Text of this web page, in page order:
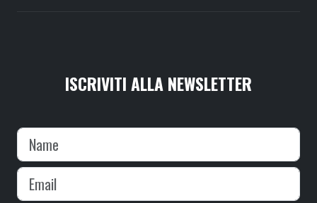
ISCRIVITI ALLA NEWSLETTER